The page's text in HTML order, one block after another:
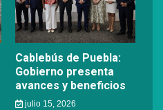
Cablebús de Puebla:
Gobierno presenta
avances y beneficios
julio 15, 2026